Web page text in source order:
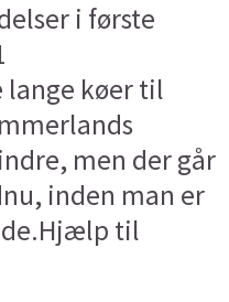
i første
lange køer til
men der går
inden man er
til